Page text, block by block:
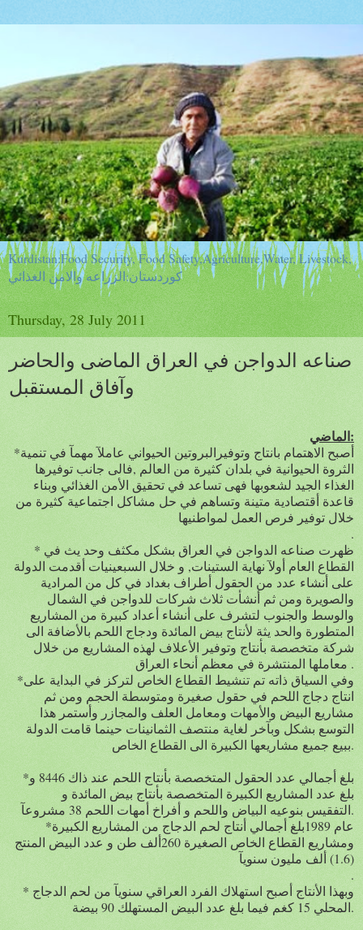
Kurdistan:Food Security, Food Safety,Agriculture,Water, Livestock,
كوردستان:الزراعه والامن الغذائي
Thursday, 28 July 2011
صناعه الدواجن في العراق الماضى والحاضر
وآفاق المستقبل
الماضي:
*أصبح الاهتمام بانتاج وتوفيرالبروتين الحيواني عاملآ مهمآ في تنمية
الثروة الحيوانية في بلدان كثيرة من العالم ,فالى جانب توفيرها
الغذاء الجيد لشعوبها فهى تساعد في تحقيق الأمن الغذائي وبناء
قاعدة أقتصادية متينة وتساهم في حل مشاكل اجتماعية كثيرة من
خلال توفير فرص العمل لمواطنيها
.
* ظهرت صناعه الدواجن في العراق بشكل مكثف وحد يث في
القطاع العام أولآ نهاية الستينات, و خلال السبعينيات أقدمت الدولة
على أنشاء عدد من الحقول أطراف بغداد في كل من المرادية
والصويرة ومن ثم أنشأت ثلاث شركات للدواجن في الشمال
والوسط والجنوب لتشرف على أنشاء أعداد كبيرة من المشاريع
المتطورة والحد يثة لأنتاج بيض المائدة ودجاج اللحم بالأضافة الى
شركة متخصصة بأنتاج وتوفير الأعلاف لهذه المشاريع من خلال
معاملها المنتشرة في معظم أنحاء العراق .
*وفي السياق ذاته تم تنشيط القطاع الخاص لتركز في البداية على
انتاج دجاج اللحم في حقول صغيرة ومتوسطة الحجم ومن ثم
مشاريع البيض والأمهات ومعامل العلف والمجازر وأستمر هذا
التوسع بشكل وبآخر لغاية منتصف الثمانينات حينما قامت الدولة
ببيع جميع مشاريعها الكبيرة الى القطاع الخاص.
*بلغ أجمالي عدد الحقول المتخصصة بأنتاج اللحم عند ذاك 8446 و
بلغ عدد المشاريع الكبيرة المتخصصة بأنتاج بيض المائدة و
التفقيس بنوعيه البياض واللحم و أفراخ أمهات اللحم 38 مشروعآ.
*عام 1989بلغ أجمالي أنتاج لحم الدجاج من المشاريع الكبيرة
ومشاريع القطاع الخاص الصغيرة 260ألف طن و عدد البيض المنتج
(1.6) ألف مليون سنويآ
.
* وبهذا الأنتاج أصبح استهلاك الفرد العراقي سنويآ من لحم الدجاج
المحلي 15 كغم فيما بلغ عدد البيض المستهلك 90 بيضة.